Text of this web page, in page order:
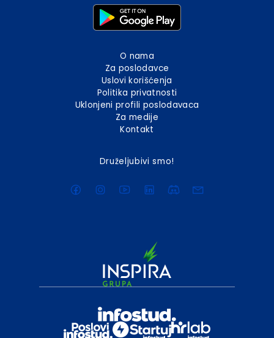
O nama
Za poslodavce
Uslovi korišćenja
Politika privatnosti
Uklonjeni profili poslodavaca
Za medije
Kontakt
Druželjubivi smo!